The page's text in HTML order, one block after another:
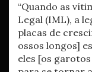
“Quando as
Legal (IML), a
placas de
ossos longos]
eles [os